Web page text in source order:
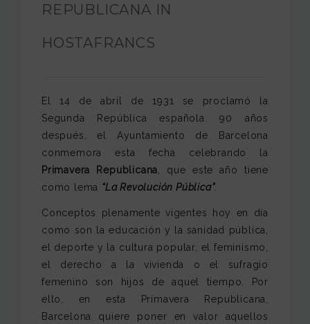
REPUBLICANA IN
HOSTAFRANCS
El 14 de abril de 1931 se proclamó la
Segunda República española. 90 años
después, el Ayuntamiento de Barcelona
conmemora esta fecha celebrando la
Primavera Republicana , que este año tiene
como lema “La Revolución Pública”.
Conceptos plenamente vigentes hoy en día
como son la educación y la sanidad pública,
el deporte y la cultura popular, el feminismo,
el derecho a la vivienda o el sufragio
femenino son hijos de aquel tiempo. Por
ello, en esta Primavera Republicana,
Barcelona quiere poner en valor aquellos